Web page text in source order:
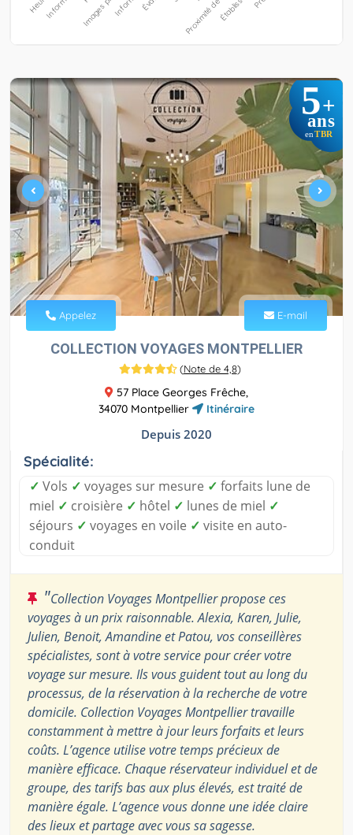
5+
ans
en TBR
Appelez E-mail
COLLECTION VOYAGES MONTPELLIER
(Note de 4,8)
57 Place Georges Frêche,
34070 Montpellier
Itinéraire
Depuis 2020
Spécialité:
✓ Vols ✓ voyages sur mesure ✓ forfaits lune de
miel ✓ croisière ✓ hôtel ✓ lunes de miel ✓
séjours ✓ voyages en voile ✓ visite en auto-
conduit
"Collection Voyages Montpellier propose ces
voyages à un prix raisonnable. Alexia, Karen, Julie,
Julien, Benoit, Amandine et Patou, vos conseillères
spécialistes, sont à votre service pour créer votre
voyage sur mesure. Ils vous guident tout au long du
processus, de la réservation à la recherche de votre
domicile. Collection Voyages Montpellier travaille
constamment à mettre à jour leurs forfaits et leurs
coûts. L’agence utilise votre temps précieux de
manière efficace. Chaque réservateur individuel et de
groupe, des tarifs bas aux plus élevés, est traité de
manière égale. L’agence vous donne une idée claire
des lieux et partage avec vous sa sagesse.